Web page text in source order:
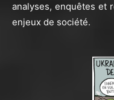
analyses, enquêtes et
enjeux de société.